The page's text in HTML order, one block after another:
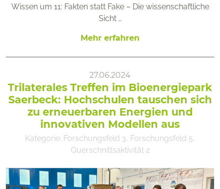
Wissen um 11: Fakten statt Fake – Die wissenschaftliche
Sicht …
Mehr erfahren
27.06.2024
Trilaterales Treffen im Bioenergiepark
Saerbeck: Hochschulen tauschen sich
zu erneuerbaren Energien und
innovativen Modellen aus
Kategorie: Forschungsfeld 3, Forschungsfeld 5,
Querschnittsaktivität 2